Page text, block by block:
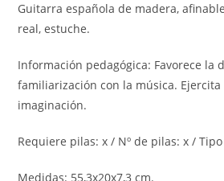
Guitarra española de madera,
real, estuche.
Información pedagógica: Favorece la
familiarización con la música.
imaginación.
Requiere pilas: x / Nº de pilas: x /
Medidas: 55,3x20x7,3 cm.